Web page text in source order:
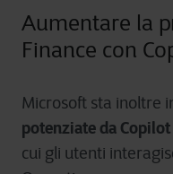
Aumentare la
Finance con
Microsoft sta inoltre
potenziate da Copilot
cui gli utenti